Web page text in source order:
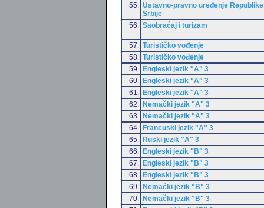
55.
Ustavno-pravno uređenje Republike
Srbije
56.
Saobraćaj i turizam
57.
Turističko vođenje
58.
Turističko vođenje
59.
Engleski jezik "A" 3
60.
Engleski jezik "A" 3
61.
Engleski jezik "A" 3
62.
Nemački jezik "A" 3
63.
Nemački jezik "A" 3
64.
Francuski jezik "A" 3
65.
Ruski jezik "A" 3
66.
Engleski jezik "B" 3
67.
Engleski jezik "B" 3
68.
Engleski jezik "B" 3
69.
Nemački jezik "B" 3
70.
Nemački jezik "B" 3